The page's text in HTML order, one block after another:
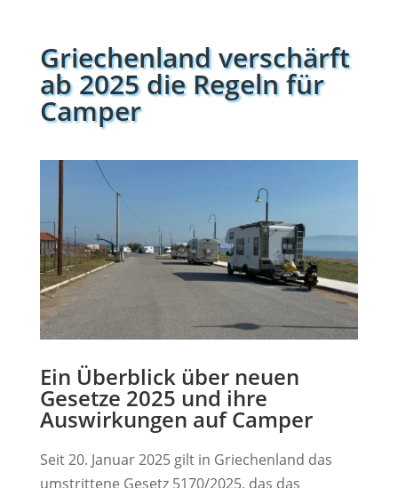
Griechenland verschärft
ab 2025 die Regeln für
Camper
Ein Überblick über neuen
Gesetze 2025 und ihre
Auswirkungen auf Camper
Seit 20. Januar 2025 gilt in Griechenland das
umstrittene Gesetz 5170/2025, das das